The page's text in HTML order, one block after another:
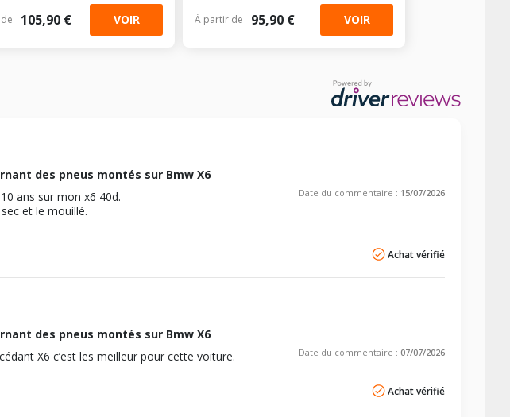
105,90 € VOIR À partir de 95,90 € VOIR
des pneus montés sur Bmw X6
ans sur mon x6 40d.
et le mouillé.
Date du commentaire : 15/07/2026
Achat vérifié
des pneus montés sur Bmw X6
X6 c’est les meilleur pour cette voiture.
Date du commentaire : 07/07/2026
Achat vérifié